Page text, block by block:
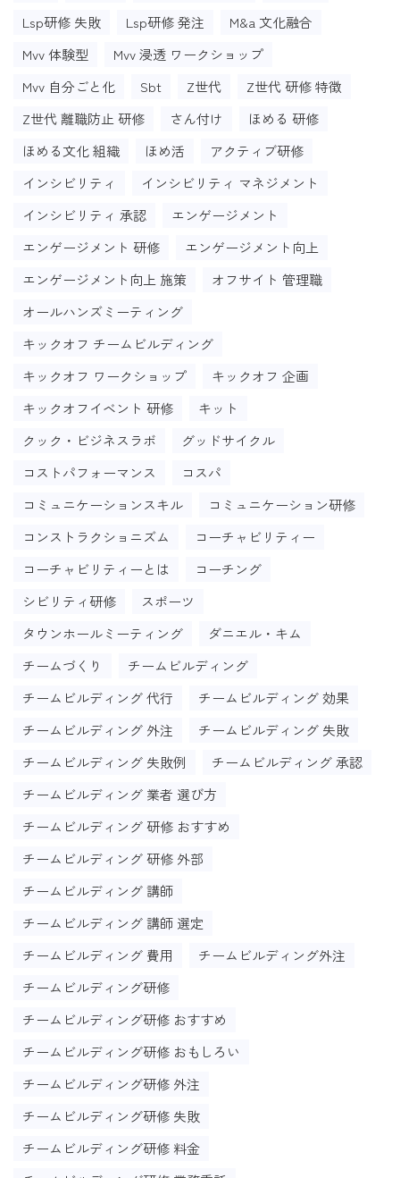
Lsp研修 失敗
Lsp研修 発注
M&a 文化融合
Mvv 体験型
Mvv 浸透 ワークショップ
Mvv 自分ごと化
Sbt Z世代
Z世代 研修 特徴
Z世代 離職防止 研修
さん付け
ほめる 研修
ほめる文化 組織
ほめ活
アクティブ研修
インシビリティ
インシビリティ マネジメント
インシビリティ 承認
エンゲージメント
エンゲージメント 研修
エンゲージメント向上
エンゲージメント向上 施策
オフサイト 管理職
オールハンズミーティング
キックオフ チームビルディング
キックオフ ワークショップ
キックオフ 企画
キックオフイベント 研修
キット
クック・ビジネスラボ
グッドサイクル
コストパフォーマンス
コスパ
コミュニケーションスキル
コミュニケーション研修
コンストラクショニズム
コーチャビリティー
コーチャビリティーとは
コーチング
シビリティ研修
スポーツ
タウンホールミーティング
ダニエル・キム
チームづくり
チームビルディング
チームビルディング 代行
チームビルディング 効果
チームビルディング 外注
チームビルディング 失敗
チームビルディング 失敗例
チームビルディング 承認
チームビルディング 業者 選び方
チームビルディング 研修 おすすめ
チームビルディング 研修 外部
チームビルディング 講師
チームビルディング 講師 選定
チームビルディング 費用
チームビルディング外注
チームビルディング研修
チームビルディング研修 おすすめ
チームビルディング研修 おもしろい
チームビルディング研修 外注
チームビルディング研修 失敗
チームビルディング研修 料金